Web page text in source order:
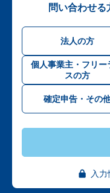
問い合わせ
法人の方
個人事業主・フリー
スの方
確定申告・その
入